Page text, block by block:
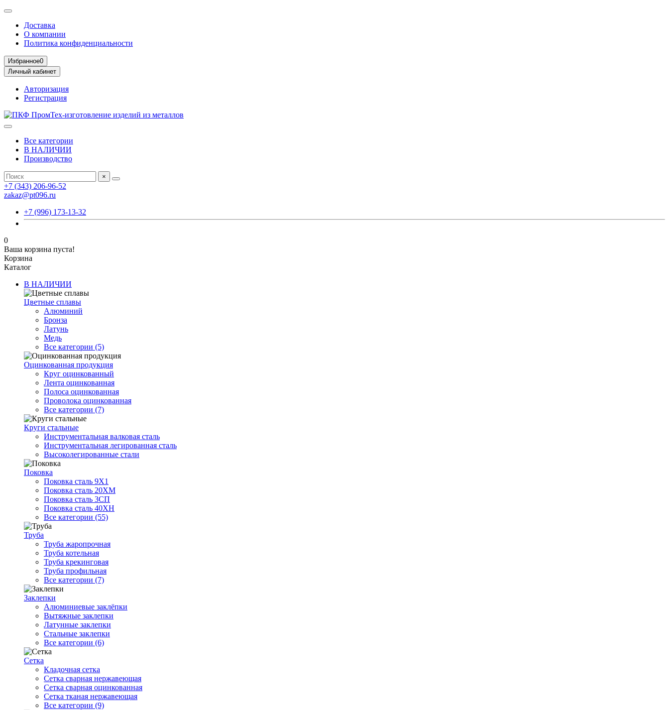
Доставка
О компании
Политика конфиденциальности
Избранное0
Личный кабинет
Авторизация
Регистрация
Все категории
В НАЛИЧИИ
Производство
×
+7 (343) 206-96-52
zakaz@pt096.ru
+7 (996) 173-13-32
0
Ваша корзина пуста!
Корзина
Каталог
В НАЛИЧИИ
Цветные сплавы
Алюминий
Бронза
Латунь
Медь
Все категории (5)
Оцинкованная продукция
Круг оцинкованный
Лента оцинкованная
Полоса оцинкованная
Проволока оцинкованная
Все категории (7)
Круги стальные
Инструментальная валковая сталь
Инструментальная легированная сталь
Высоколегированные стали
Поковка
Поковка сталь 9Х1
Поковка сталь 20ХМ
Поковка сталь 3СП
Поковка сталь 40ХН
Все категории (55)
Труба
Труба жаропрочная
Труба котельная
Труба крекинговая
Труба профильная
Все категории (7)
Заклепки
Алюминиевые заклёпки
Вытяжные заклепки
Латунные заклепки
Стальные заклепки
Все категории (6)
Сетка
Кладочная сетка
Сетка сварная нержавеющая
Сетка сварная оцинкованная
Сетка тканая нержавеющая
Все категории (9)